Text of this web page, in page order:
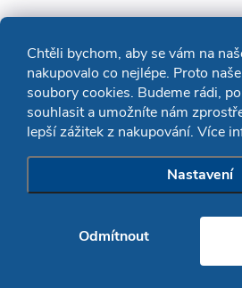
Chtěli bychom, aby se vám na
nakupovalo co nejlépe. Proto
soubory cookies. Budeme rádi,
souhlasit a umožníte nám
lepší zážitek z nakupování. Více
Nastavení
Odmítnout